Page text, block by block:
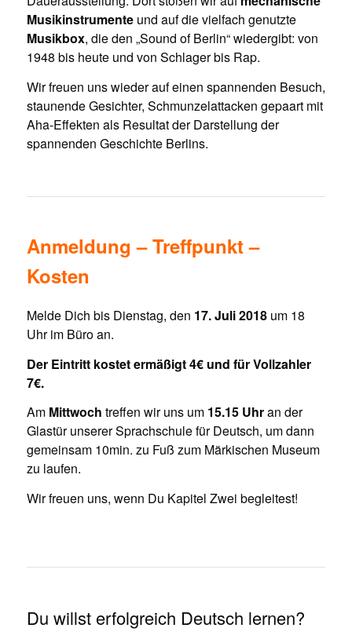
Musikinstrumenteund auf die vielfach genutzte
Musikbox, die den „Sound of Berlin“ wiedergibt: von
1948 bis heute und von Schlager bis Rap.
Wir freuen uns wieder auf einen spannenden Besuch,
staunende Gesichter, Schmunzelattacken gepaart mit
Aha-Effekten als Resultat der Darstellung der
spannenden Geschichte Berlins.
Anmeldung – Treffpunkt –
Kosten
Melde Dich bis Dienstag, den 17. Juli 2018um 18
Uhr im Büro an.
Der Eintritt kostet ermäßigt 4€ und für Vollzahler
7€.
Am Mittwoch treffen wir uns um 15.15 Uhran der
Glastür unserer Sprachschule für Deutsch, um dann
gemeinsam 10min. zu Fuß zum Märkischen Museum
zu laufen.
Wir freuen uns, wenn Du Kapitel Zwei begleitest!
Du willst erfolgreich Deutsch lernen?